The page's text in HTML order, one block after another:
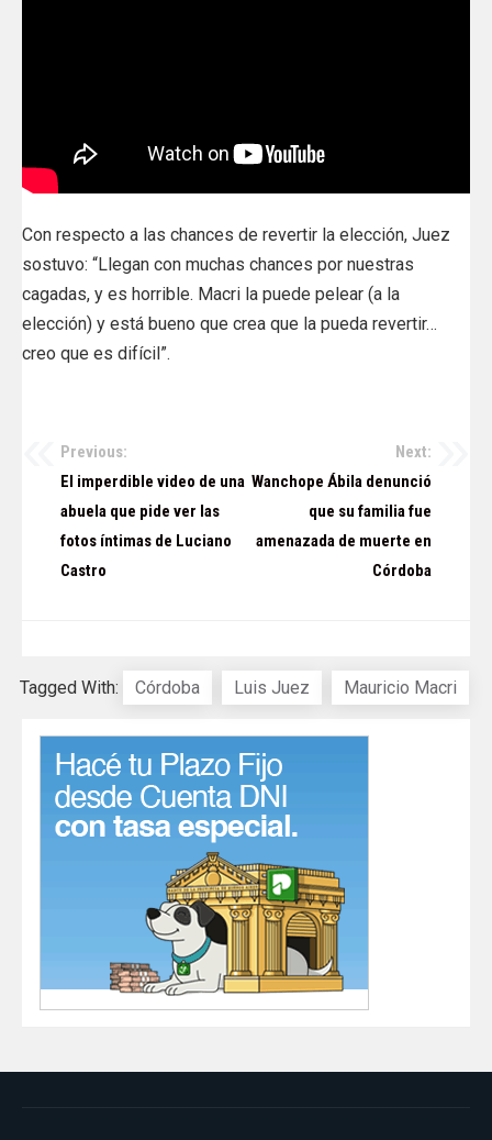
Con respecto a las chances de revertir la elección, Juez
sostuvo: “Llegan con muchas chances por nuestras
cagadas, y es horrible. Macri la puede pelear (a la
elección) y está bueno que crea que la pueda revertir…
creo que es difícil”.
Navegación
entradas
Previous:
El imperdible video de una
abuela que pide ver las
fotos íntimas de Luciano
Castro
Next:
Wanchope Ábila denunció
que su familia fue
amenazada de muerte en
Córdoba
Tagged With: Córdoba Luis Juez Mauricio Macri